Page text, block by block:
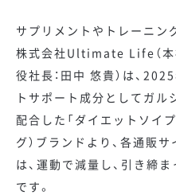
サプリメントやトレーニン
株式会社Ultimate Life（本
役社長：田中 悠貴）は、
トサポート成分としてガル
配合した「ダイエットソイ
グ）ブランドより、各通販
は、運動で減量し、引き締
です。